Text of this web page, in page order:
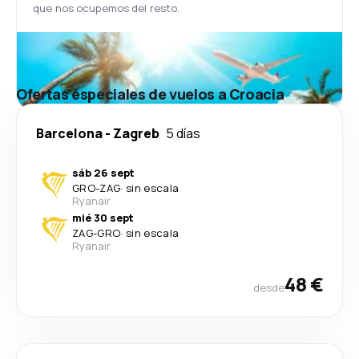
que nos ocupemos del resto.
Ofertas especiales de vuelos a Croacia
Barcelona- Zagreb 5 días
sáb 26 sept
GRO-ZAG· sin escala
Ryanair
mié 30 sept
ZAG-GRO· sin escala
Ryanair
desde48 €